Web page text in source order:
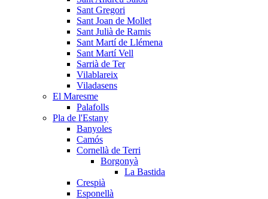
Sant Gregori
Sant Joan de Mollet
Sant Julià de Ramis
Sant Martí de Llémena
Sant Martí Vell
Sarrià de Ter
Vilablareix
Viladasens
El Maresme
Palafolls
Pla de l'Estany
Banyoles
Camós
Cornellà de Terri
Borgonyà
La Bastida
Crespià
Esponellà